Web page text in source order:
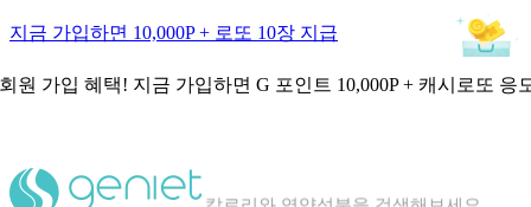
지금 가입하면 10,000P + 로또 10장 지급
원 가입 혜택! 지금 가입하면 G 포인트 10,000P + 캐시로또 응